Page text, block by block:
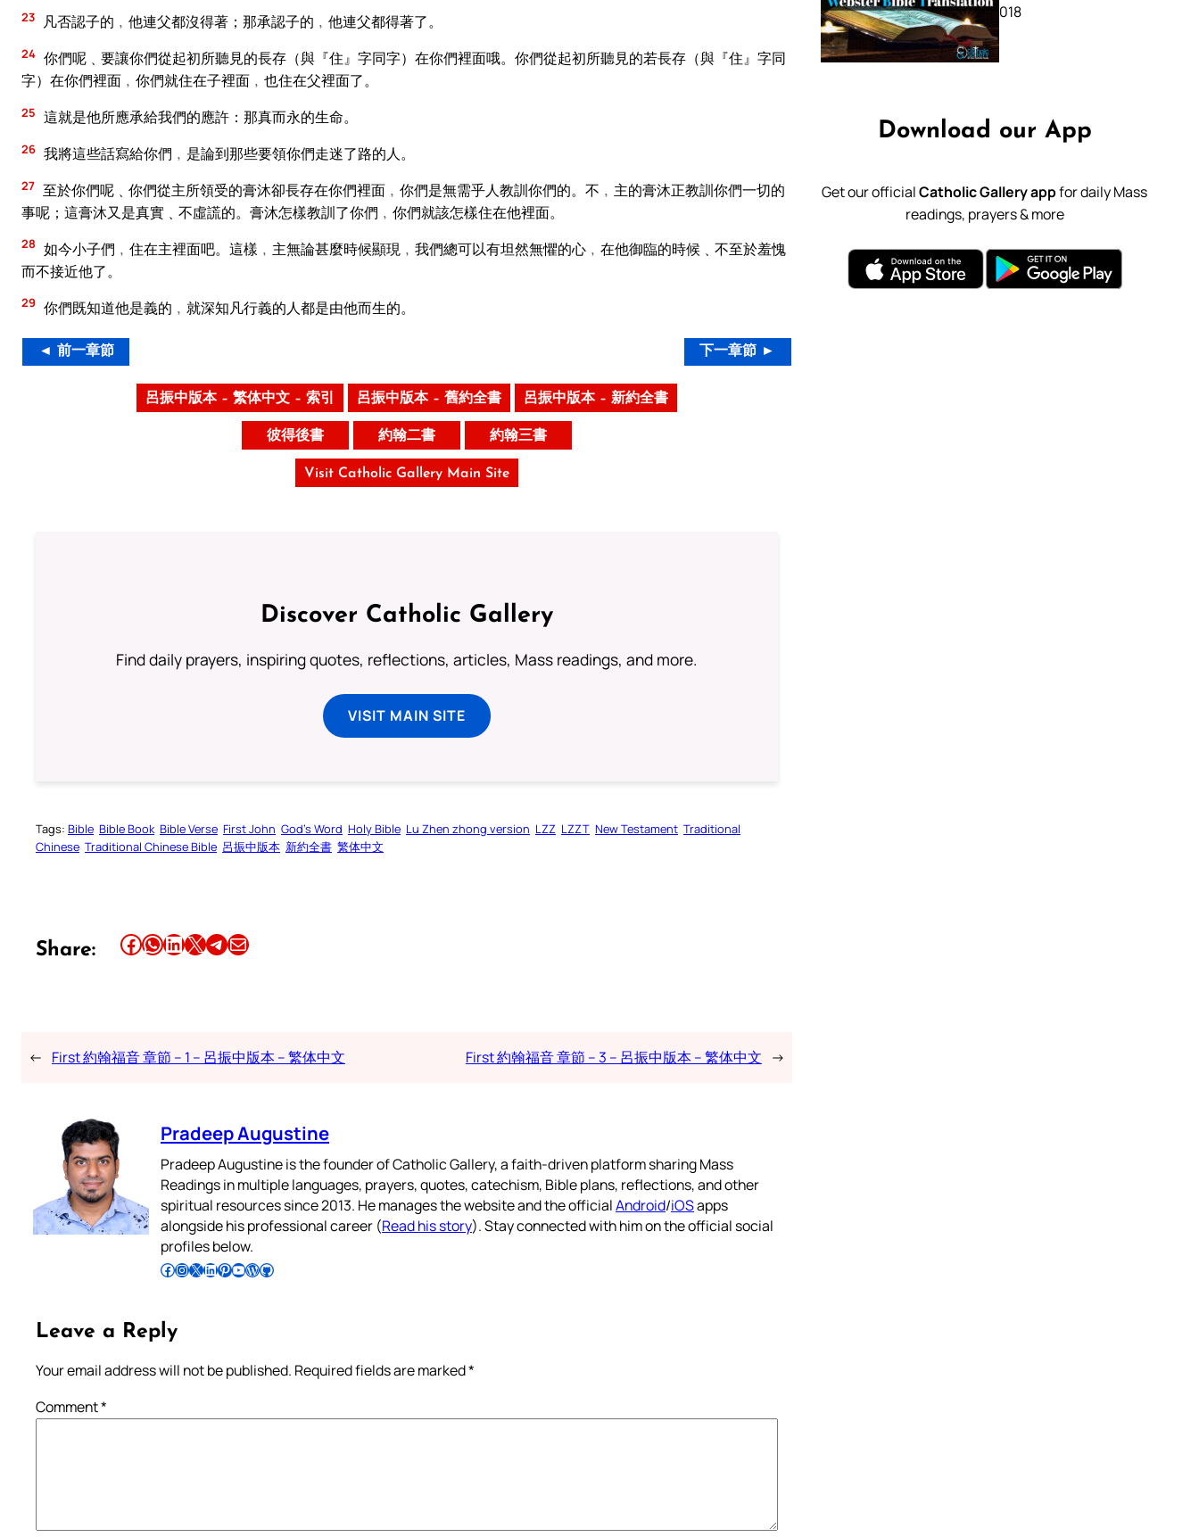
23 凡否認子的﹐他連父都沒得著；那承認子的﹐他連父都得著了。
24 你們呢﹑要讓你們從起初所聽見的長存（與『住』字同字）在你們裡面哦。你們從起初所聽見的若長存（與『住』字同
字）在你們裡面﹐你們就住在子裡面﹐也住在父裡面了。
25 這就是他所應承給我們的應許：那真而永的生命。
26 我將這些話寫給你們﹐是論到那些要領你們走迷了路的人。
27 至於你們呢﹑你們從主所領受的膏沐卻長存在你們裡面﹐你們是無需乎人教訓你們的。不﹐主的膏沐正教訓你們一切的
事呢；這膏沐又是真實﹑不虛謊的。膏沐怎樣教訓了你們﹐你們就該怎樣住在他裡面。
28 如今小子們﹐住在主裡面吧。這樣﹐主無論甚麼時候顯現﹐我們總可以有坦然無懼的心﹐在他御臨的時候﹑不至於羞愧
而不接近他了。
29 你們既知道他是義的﹐就深知凡行義的人都是由他而生的。
◄ 前一章節 下一章節 ►
呂振中版本 – 繁体中文 – 索引 呂振中版本 – 舊約全書 呂振中版本 – 新約全書
彼得後書 約翰二書 約翰三書
Visit Catholic Gallery Main Site
Discover Catholic Gallery
Find daily prayers, inspiring quotes, reflections, articles, Mass readings, and more.
VISIT MAIN SITE
Tags: Bible Bible Book Bible Verse First John God’s Word Holy Bible Lu Zhen zhong version LZZ LZZT New Testament Traditional
Chinese Traditional Chinese Bible 呂振中版本 新約全書 繁体中文
Share: Share this article on Facebook Share this article on WhatsApp Share this article on LinkedIn Share this article on X Share this article on TelegramEmail this Article
← First 約翰福音 章節 – 1 – 呂振中版本 – 繁体中文 First 約翰福音 章節 – 3 – 呂振中版本 – 繁体中文 →
Pradeep Augustine
Pradeep Augustine is the founder of Catholic Gallery, a faith-driven platform sharing Mass
Readings in multiple languages, prayers, quotes, catechism, Bible plans, reflections, and other
spiritual resources since 2013. He manages the website and the officialAndroid/iOSapps
alongside his professional career (Read his story). Stay connected with him on the official social
profiles below.
Follow Pradeep on Facebook Follow Pradeep on InstagramFollow Pradeep on X Follow Pradeep on LinkedIn Follow Pradeep on Pinterest Subscribe to Pradeep’s Youtube Channel Follow Pradeep on WordPress Follow Pradeep on GitHub
Leave a Reply
Your email address will not be published. Required fields are marked*
Comment*
October 11, 2018
Download our App
Get our officialCatholic Gallery appfor daily Mass
readings, prayers & more